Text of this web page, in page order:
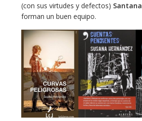
(con sus virtudes y defectos) Santana
forman un buen equipo.